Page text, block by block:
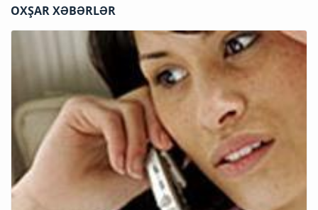
OXŞAR XƏBƏRLƏR